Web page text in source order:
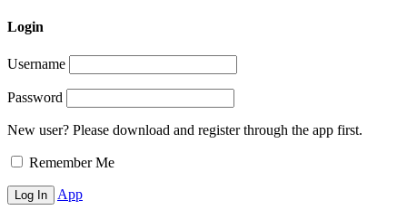
Login
Username
Password
New user? Please download and register through the app first.
Remember Me
App